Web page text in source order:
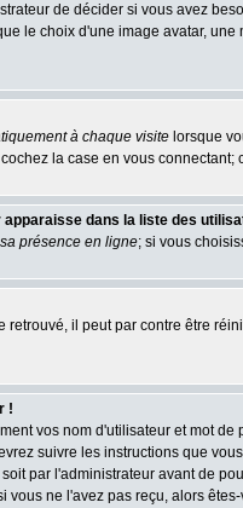
de décider si vous avez
le choix d'une image avatar,
à chaque visite lorsque
la case en vous
dans la liste des
présence en ligne; si vous
retrouvé, il peut par contre être
!
vos nom d'utilisateur et mot
suivre les instructions que
par l'administrateur avant de
vous ne l'avez pas reçu, alors